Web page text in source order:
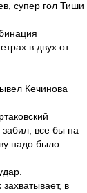
супер гол Тиши
в двух от
Кечинова
все бы на
надо было
в